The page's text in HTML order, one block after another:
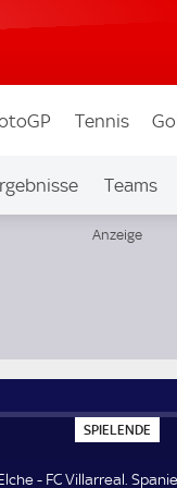
Tennis
Teams
SPIELENDE
P
E
- FC Villarreal.